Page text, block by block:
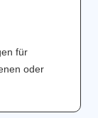
für
oder